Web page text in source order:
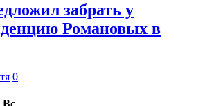
забрать у
Романовых в
0